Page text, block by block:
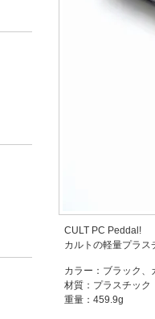
CULT PC Peddal!
カルトの軽量プラス
カラー：ブラック、
材質：プラスチック
重量：459.9g